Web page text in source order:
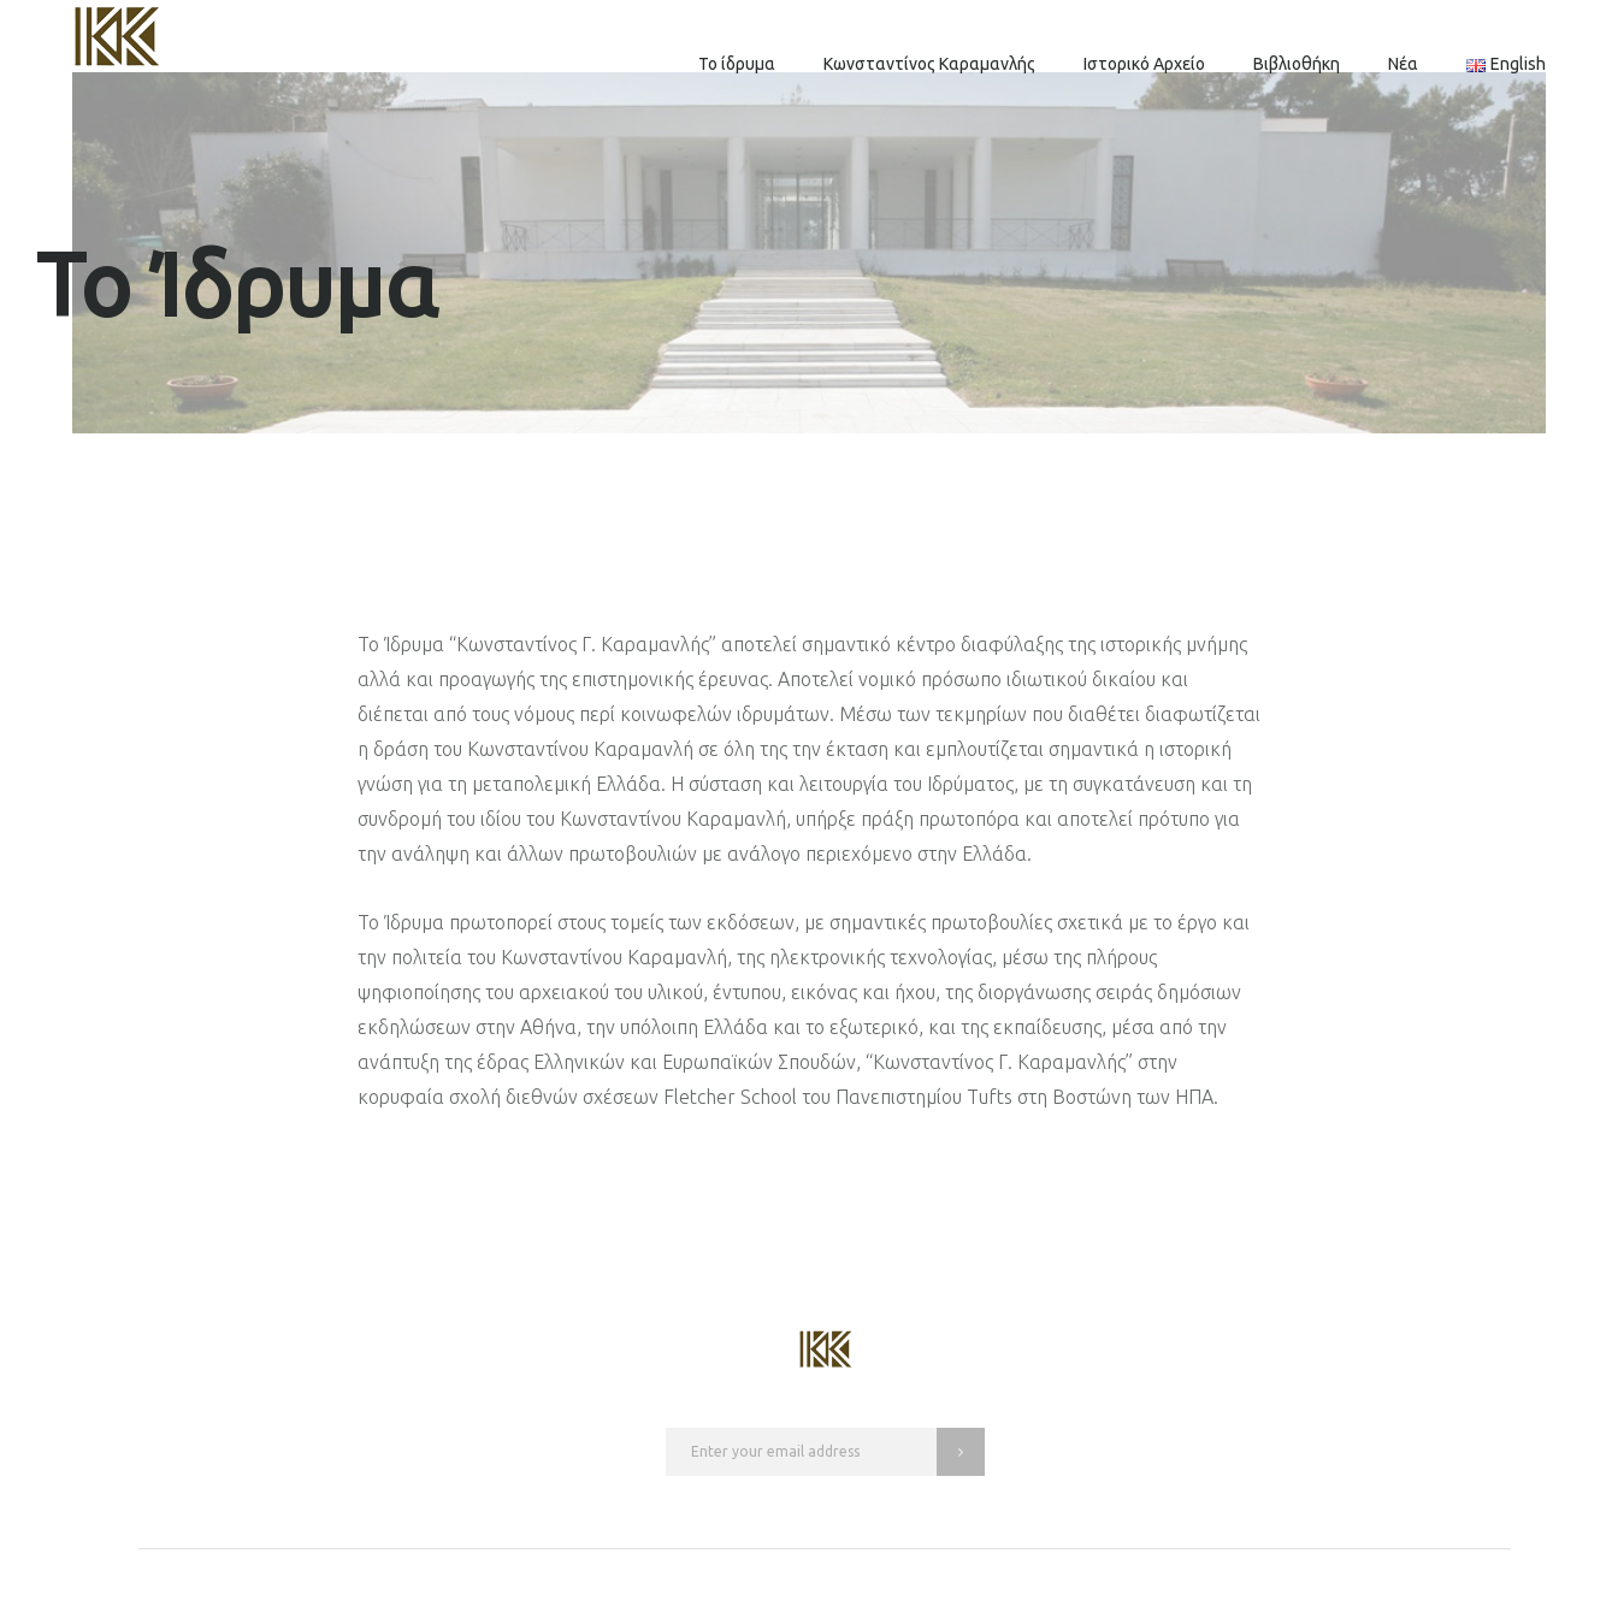
Το ίδρυμα Κωνσταντίνος Καραμανλής Ιστορικό Αρχείο Βιβλιοθήκη Νέα English
Το Ίδρυμα
Το Ίδρυμα “Κωνσταντίνος Γ. Καραμανλής” αποτελεί σημαντικό κέντρο διαφύλαξης της ιστορικής μνήμης
αλλά και προαγωγής της επιστημονικής έρευνας. Αποτελεί νομικό πρόσωπο ιδιωτικού δικαίου και
διέπεται από τους νόμους περί κοινωφελών ιδρυμάτων. Μέσω των τεκμηρίων που διαθέτει διαφωτίζεται
η δράση του Κωνσταντίνου Καραμανλή σε όλη της την έκταση και εμπλουτίζεται σημαντικά η ιστορική
γνώση για τη μεταπολεμική Ελλάδα. Η σύσταση και λειτουργία του Ιδρύματος, με τη συγκατάνευση και τη
συνδρομή του ιδίου του Κωνσταντίνου Καραμανλή, υπήρξε πράξη πρωτοπόρα και αποτελεί πρότυπο για
την ανάληψη και άλλων πρωτοβουλιών με ανάλογο περιεχόμενο στην Ελλάδα.
Το Ίδρυμα πρωτοπορεί στους τομείς των εκδόσεων, με σημαντικές πρωτοβουλίες σχετικά με το έργο και
την πολιτεία του Κωνσταντίνου Καραμανλή, της ηλεκτρονικής τεχνολογίας, μέσω της πλήρους
ψηφιοποίησης του αρχειακού του υλικού, έντυπου, εικόνας και ήχου, της διοργάνωσης σειράς δημόσιων
εκδηλώσεων στην Αθήνα, την υπόλοιπη Ελλάδα και το εξωτερικό, και της εκπαίδευσης, μέσα από την
ανάπτυξη της έδρας Ελληνικών και Ευρωπαϊκών Σπουδών, “Κωνσταντίνος Γ. Καραμανλής” στην
κορυφαία σχολή διεθνών σχέσεων Fletcher School του Πανεπιστημίου Tufts στη Βοστώνη των ΗΠΑ.